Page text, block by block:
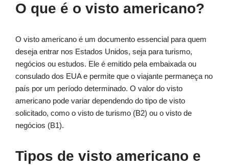
O que é o visto americano?
O visto americano é um documento essencial para quem
deseja entrar nos Estados Unidos, seja para turismo,
negócios ou estudos. Ele é emitido pela embaixada ou
consulado dos EUA e permite que o viajante permaneça no
país por um período determinado. O valor do visto
americano pode variar dependendo do tipo de visto
solicitado, como o visto de turismo (B2) ou o visto de
negócios (B1).
Tipos de visto americano e